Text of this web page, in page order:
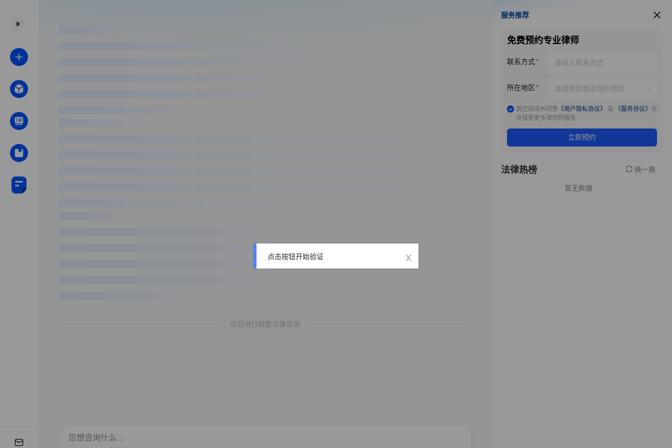
欢迎进行智能法律咨询
服务推荐
服务推荐
免费预约专业律师
联系方式
所在地区
我已阅读并同意 《用户隐私协议》 及 《服务协议》 允
许接受更多律师的服务
立即预约
法律热榜 换一换
暂无数据
点击按钮开始验证 x